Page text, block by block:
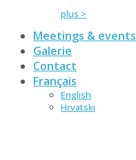
plus >
Meetings & events
Galerie
Contact
Français
English
Hrvatski